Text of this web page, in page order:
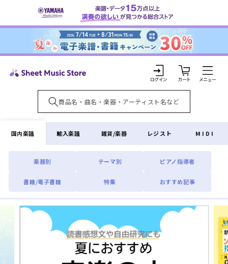
ンツに
ロ
グ
イ
ン
カ
ー
ト
国内楽譜
楽器別 テーマ別 ピアノ指導者
書籍/電子書籍 特集 おすすめ記事
輸入楽譜 雑貨/楽器 レジスト MIDI